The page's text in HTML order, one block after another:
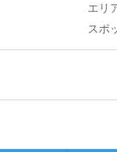
エリ
スポ